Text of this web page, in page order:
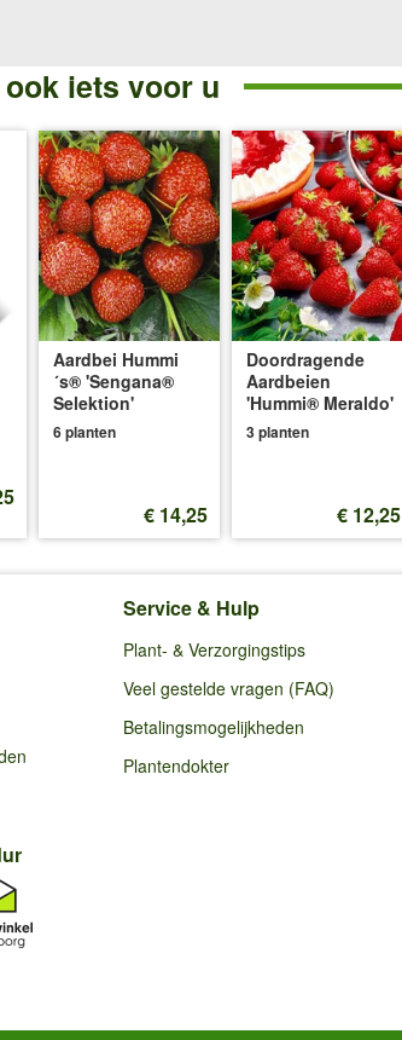
iets voor u
Aardbei Hummi
´s® 'Sengana®
Selektion'
6 planten
€ 14,25
Doordragende
Aardbeien
'Hummi® Meraldo'
3 planten
€ 12,25
Service & Hulp
Plant- & Verzorgingstips
Veel gestelde vragen (FAQ)
Betalingsmogelijkheden
Plantendokter